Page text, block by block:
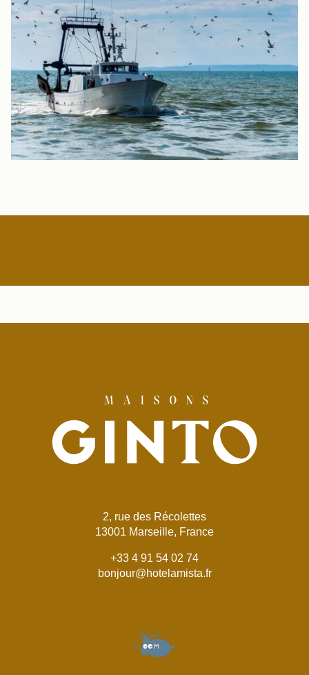
2, rue des Récolettes
13001 Marseille, France
+33 4 91 54 02 74
bonjour@hotelamista.fr